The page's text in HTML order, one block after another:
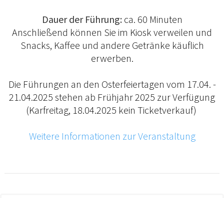
Dauer der Führung:ca. 60 Minuten
Anschließend können Sie im Kiosk verweilen und
Snacks, Kaffee und andere Getränke käuflich
erwerben.
Die Führungen an den Osterfeiertagen vom 17.04. -
21.04.2025 stehen ab Frühjahr 2025 zur Verfügung
(Karfreitag, 18.04.2025 kein Ticketverkauf)
Weitere Informationen zur Veranstaltung